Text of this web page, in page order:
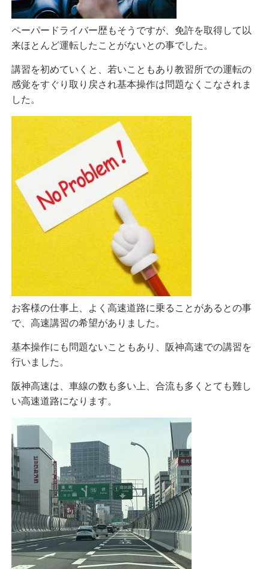
ペーパードライバー歴もそうですが、免許を取得して以
来ほとんど運転したことがないとの事でした。
講習を初めていくと、若いこともあり教習所での運転の
感覚をすぐり取り戻され基本操作は問題なくこなされま
した。
お客様の仕事上、よく高速道路に乗ることがあるとの事
で、高速講習の希望がありました。
基本操作にも問題ないこともあり、阪神高速での講習を
行いました。
阪神高速は、車線の数も多い上、合流も多くとても難し
い高速道路になります。